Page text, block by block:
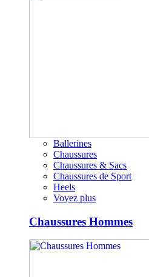
Ballerines
Chaussures
Chaussures & Sacs
Chaussures de Sport
Heels
Voyez plus
Chaussures Hommes